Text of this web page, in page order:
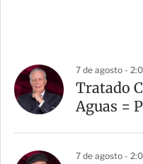
7 de agosto -
Tratado
Aguas =
7 de agosto -